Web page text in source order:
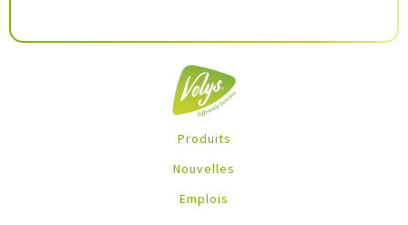
Produits
Nouvelles
Emplois